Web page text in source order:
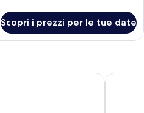
Scopri i prezzi per le tue date
Hotel Zi